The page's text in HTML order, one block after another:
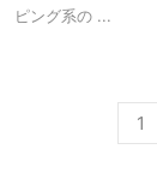
ピング系の ...
1